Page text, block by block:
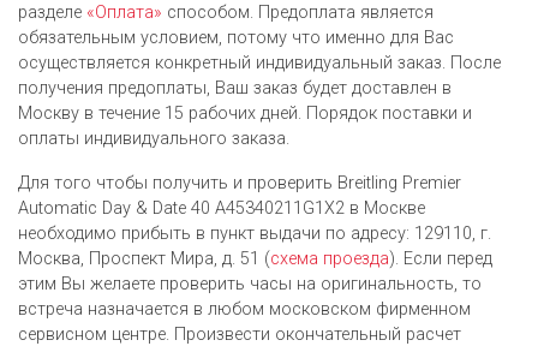
разделе «Оплата» способом. Предоплата является
обязательным условием, потому что именно для Вас
осуществляется конкретный индивидуальный заказ. После
получения предоплаты, Ваш заказ будет доставлен в
Москву в течение 15 рабочих дней. Порядок поставки и
оплаты индивидуального заказа.
Для того чтобы получить и проверить Breitling Premier
Automatic Day & Date 40 A45340211G1X2 в Москве
необходимо прибыть в пункт выдачи по адресу: 129110, г.
Москва, Проспект Мира, д. 51 (схема проезда). Если перед
этим Вы желаете проверить часы на оригинальность, то
встреча назначается в любом московском фирменном
сервисном центре. Произвести окончательный расчет